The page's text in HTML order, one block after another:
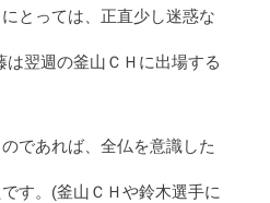
とっては、正直少し迷惑な
は翌週の釜山ＣＨに出場する
であれば、全仏を意識した
す。(釜山ＣＨや鈴木選手に